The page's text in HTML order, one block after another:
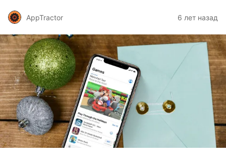
AppTractor 6 лет назад